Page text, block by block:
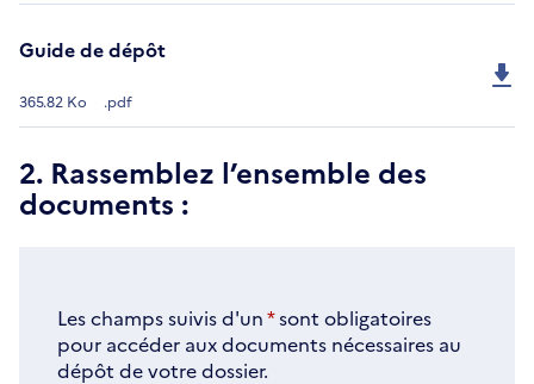
Guide de dépôt
365.82 Ko .pdf
2. Rassemblez l’ensemble des
documents :
Les champs suivis d'un*sont obligatoires
pour accéder aux documents nécessaires au
dépôt de votre dossier.